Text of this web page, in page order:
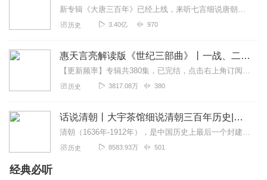
新专辑《大唐三百年》已经上线，来听七言细说唐朝三百年历史吧。点击即可跳转收听。【精读中国历史】立足正史，现代阐释。溯本清源，守正创新。比小说还精彩的正说中国历...
历史 3.40亿 970
惠天言亮解读版《世纪三部曲》丨一战、二战、冷战
【更新频率】专辑共380集，已完结，点击右上角订阅按钮，VIP免费听！【社群福利】2024熊猫君听书社群全新升级，欢迎熊猫君的粉丝听友们入群交流，更多新鲜玩法和...
历史 3817.08万 380
话说清朝丨大宇茶馆细说清朝三百年历史|从努尔哈赤到末代皇帝溥仪|康熙雍正乾隆
清朝（1636年-1912年），是中国历史上最后一个封建王朝，共传十二帝，统治者为爱新觉罗氏。从努尔哈赤建立后金起，总计296年。从皇太极改国号为清起，国祚27...
历史 8583.93万 501
经典必听